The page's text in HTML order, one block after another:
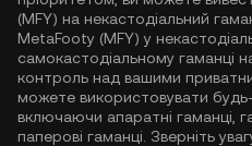
(MFY) на некастодіальний
MetaFooty (MFY) у
самокастодіальному гаманці
контроль над вашими
можете використовувати
включаючи апаратні гаманці,
паперові гаманці. Зверніть